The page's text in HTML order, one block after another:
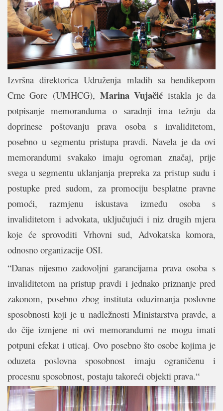
Izvršna direktorica Udruženja mladih sa hendikepom
Crne Gore (UMHCG), Marina Vujačić istakla je da
potpisanje memoranduma o saradnji ima težnju da
doprinese poštovanju prava osoba s invaliditetom,
posebno u segmentu pristupa pravdi. Navela je da ovi
memorandumi svakako imaju ogroman značaj, prije
svega u segmentu uklanjanja prepreka za pristup sudu i
postupke pred sudom, za promociju besplatne pravne
pomoći, razmjenu iskustava između osoba s
invaliditetom i advokata, uključujući i niz drugih mjera
koje će sprovoditi Vrhovni sud, Advokatska komora,
odnosno organizacije OSI.
“Danas nijesmo zadovoljni garancijama prava osoba s
invaliditetom na pristup pravdi i jednako priznanje pred
zakonom, posebno zbog instituta oduzimanja poslovne
sposobnosti koji je u nadležnosti Ministarstva pravde, a
do čije izmjene ni ovi memorandumi ne mogu imati
potpuni efekat i uticaj. Ovo posebno što osobe kojima je
oduzeta poslovna sposobnost imaju ograničenu i
procesnu sposobnost, postaju takoreći objekti prava.“